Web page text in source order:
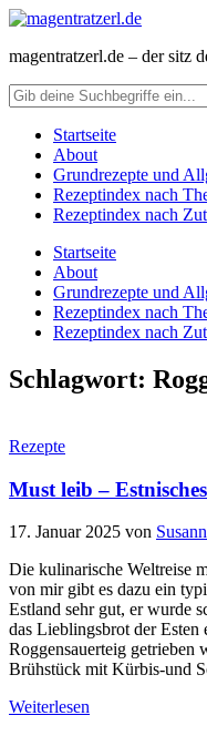
magentratzerl.de – der sitz
Startseite
About
Grundrezepte und
Rezeptindex nach
Rezeptindex nach
Startseite
About
Grundrezepte und
Rezeptindex nach
Rezeptindex nach
Schlagwort:
Rezepte
Must leib –
17. Januar 2025 von
Die kulinarische Weltreise
von mir gibt es dazu ein
Estland sehr gut, er wurde
das Lieblingsbrot der
Roggensauerteig getrieben
Brühstück mit Kürbis-und
Weiterlesen